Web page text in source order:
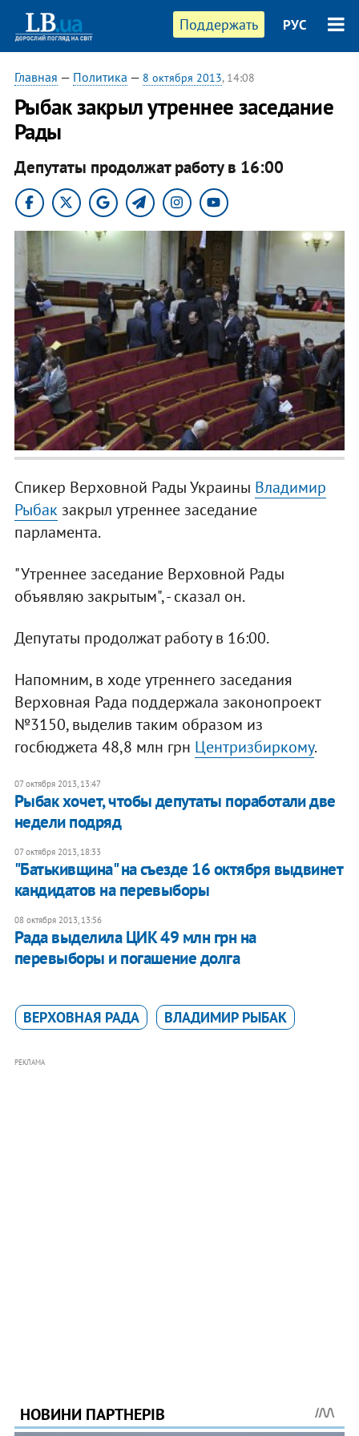
Поддержать РУС
Главная — Политика — 8 октября 2013, 14:08
​Рыбак закрыл утреннее заседание
Рады
Депутаты продолжат работу в 16:00
Спикер Верховной Рады Украины Владимир
Рыбак закрыл утреннее заседание
парламента.
"Утреннее заседание Верховной Рады
объявляю закрытым", - сказал он.
Депутаты продолжат работу в 16:00.
Напомним, в ходе утреннего заседания
Верховная Рада поддержала законопроект
№3150, выделив таким образом из
госбюджета 48,8 млн грн Центризбиркому.
07 октября 2013, 13:47
Рыбак хочет, чтобы депутаты поработали две
недели подряд
07 октября 2013, 18:33
"Батькивщина" на съезде 16 октября выдвинет
кандидатов на перевыборы
08 октября 2013, 13:56
Рада выделила ЦИК 49 млн грн на
перевыборы и погашение долга
ВЕРХОВНАЯ РАДА ВЛАДИМИР РЫБАК
РЕКЛАМА